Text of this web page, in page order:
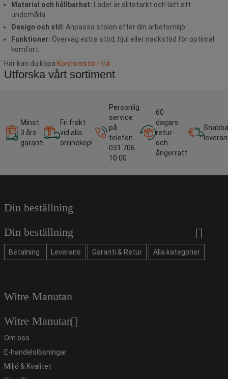
Material och hållbarhet: Läder är slitstarkt och lätt att
underhålla.
Design och stil: Anpassa stolen efter din arbetsmiljö.
Funktioner: Överväg extra stöd, hjul eller nackstöd för optimal
komfort.
Här kan du köpa Kontorsstol i trä
Utforska vårt sortiment
Minst
3 års
garanti
Fri frakt
vid alla
onlineköp!
Personlig
service
på
telefon
031 706
10 00
60
dagars
retur-
och
ångerrätt
Snabba
Din beställning
Din beställning
Betalning Leverans Garanti & Retur Alla kategorier
Witre Manutan
Witre Manutan
Om oss
E-handelslösningar
Miljö & Kvalitet